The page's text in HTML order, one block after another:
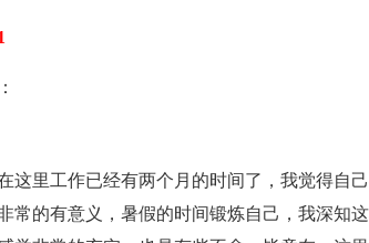
这里工作已经有两个月的时间了，我觉得自
常的有意义，暑假的时间锻炼自己，我深知